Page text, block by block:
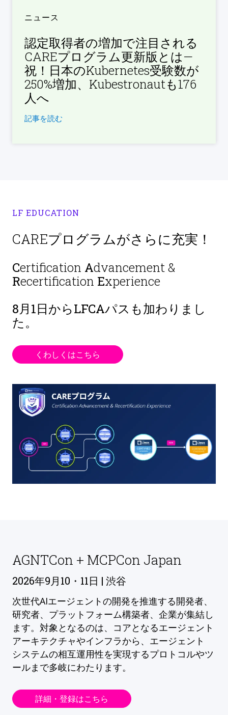
ニュース
認定取得者の増加で注目される
CAREプログラム更新版とは—
祝！日本のKubernetes受験数が
250%増加、Kubestronautも176
人へ
記事を読む
LF EDUCATION
CAREプログラムがさらに充実！
Certification Advancement &
Recertification Experience
8月1日からLFCAパスも加わりまし
た。
くわしくはこちら
AGNTCon + MCPCon Japan
2026年9月10・11日 | 渋谷
次世代AIエージェントの開発を推進する開発者、
研究者、プラットフォーム構築者、企業が集結し
ます。対象となるのは、コアとなるエージェント
アーキテクチャやインフラから、エージェント
システムの相互運用性を実現するプロトコルやツ
ールまで多岐にわたります。
詳細・登録はこちら